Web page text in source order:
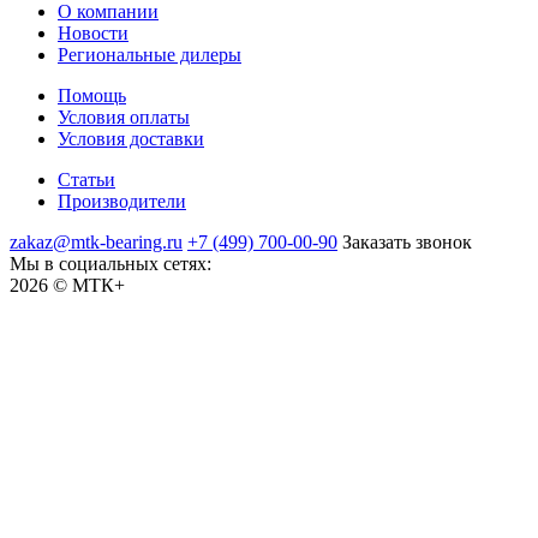
О компании
Новости
Региональные дилеры
Помощь
Условия оплаты
Условия доставки
Статьи
Производители
zakaz@mtk-bearing.ru +7 (499) 700-00-90 Заказать звонок
Мы в социальных сетях:
2026 © МТК+